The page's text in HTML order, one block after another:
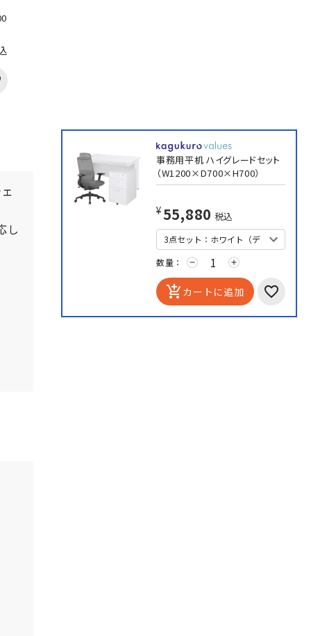
し
事務用平机 ハイグレードセット
（W1200×D700×H700）
¥55,880 税込
数量： remove add
add_shopping_cart カートに追加